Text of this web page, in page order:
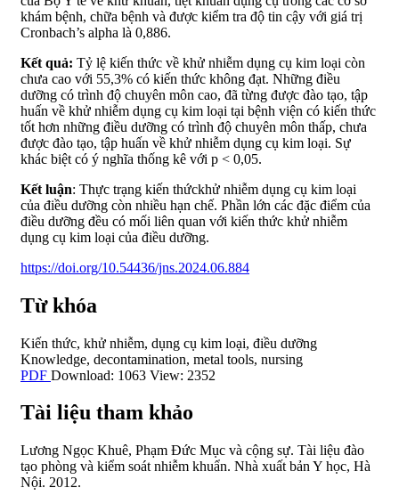
khám bệnh, chữa bệnh và được kiểm tra độ tin cậy với giá trị
Cronbach’s alpha là 0,886.
Kết quả: Tỷ lệ kiến thức về khử nhiễm dụng cụ kim loại còn
chưa cao với 55,3% có kiến thức không đạt. Những điều
dưỡng có trình độ chuyên môn cao, đã từng được đào tạo, tập
huấn về khử nhiễm dụng cụ kim loại tại bệnh viện có kiến thức
tốt hơn những điều dưỡng có trình độ chuyên môn thấp, chưa
được đào tạo, tập huấn về khử nhiễm dụng cụ kim loại. Sự
khác biệt có ý nghĩa thống kê với p < 0,05.
Kết luận: Thực trạng kiến thứckhử nhiễm dụng cụ kim loại
của điều dưỡng còn nhiều hạn chế. Phần lớn các đặc điểm của
điều dưỡng đều có mối liên quan với kiến thức khử nhiễm
dụng cụ kim loại của điều dưỡng.
https://doi.org/10.54436/jns.2024.06.884
Từ khóa
Kiến thức, khử nhiễm, dụng cụ kim loại, điều dưỡng
Knowledge, decontamination, metal tools, nursing
PDF Download: 1063 View: 2352
Tài liệu tham khảo
Lương Ngọc Khuê, Phạm Đức Mục và cộng sự. Tài liệu đào
tạo phòng và kiểm soát nhiễm khuẩn. Nhà xuất bản Y học, Hà
Nội. 2012.